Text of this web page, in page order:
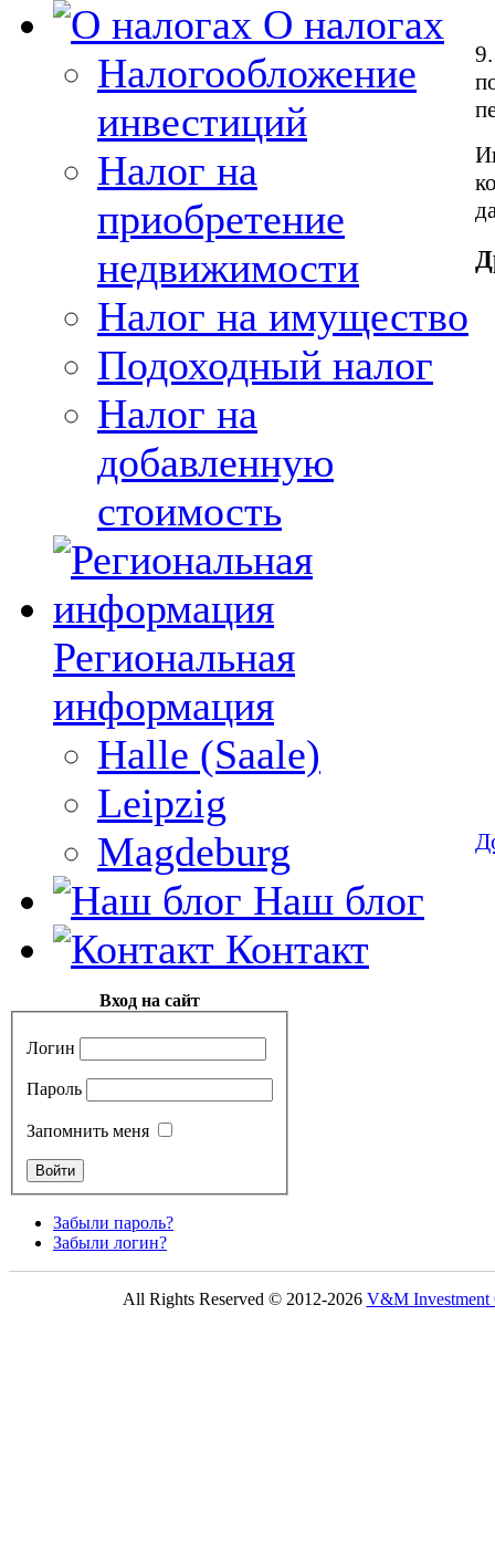
О налогах
Налогообложение
инвестиций
Налог на
приобретение
недвижимости
Налог на имущество
Подоходный налог
Налог на
добавленную
стоимость
Региональная
информация
Halle (Saale)
Leipzig
Magdeburg
Наш блог
Контакт
Вход на сайт
Логин
Пароль
Запомнить меня
Забыли пароль?
Забыли логин?
All Rights Reserved © 2012-2026 V&M Investment